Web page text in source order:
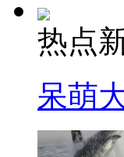
热点
呆萌